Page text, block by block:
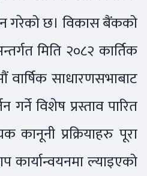
गरेको छ। विकास बैंकको
मिति २०८२ कार्तिक
वार्षिक साधारणसभाबाट
गर्ने विशेष प्रस्ताव पारित
प्रक्रियाहरु पूरा
कार्यान्वयनमा ल्याइएको